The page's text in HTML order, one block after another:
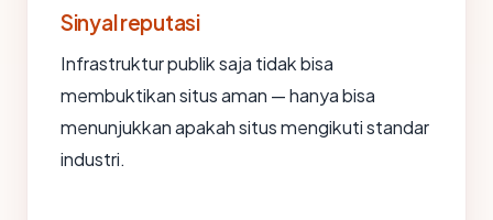
Sinyal reputasi
Infrastruktur publik saja tidak bisa
membuktikan situs aman — hanya bisa
menunjukkan apakah situs mengikuti standar
industri.